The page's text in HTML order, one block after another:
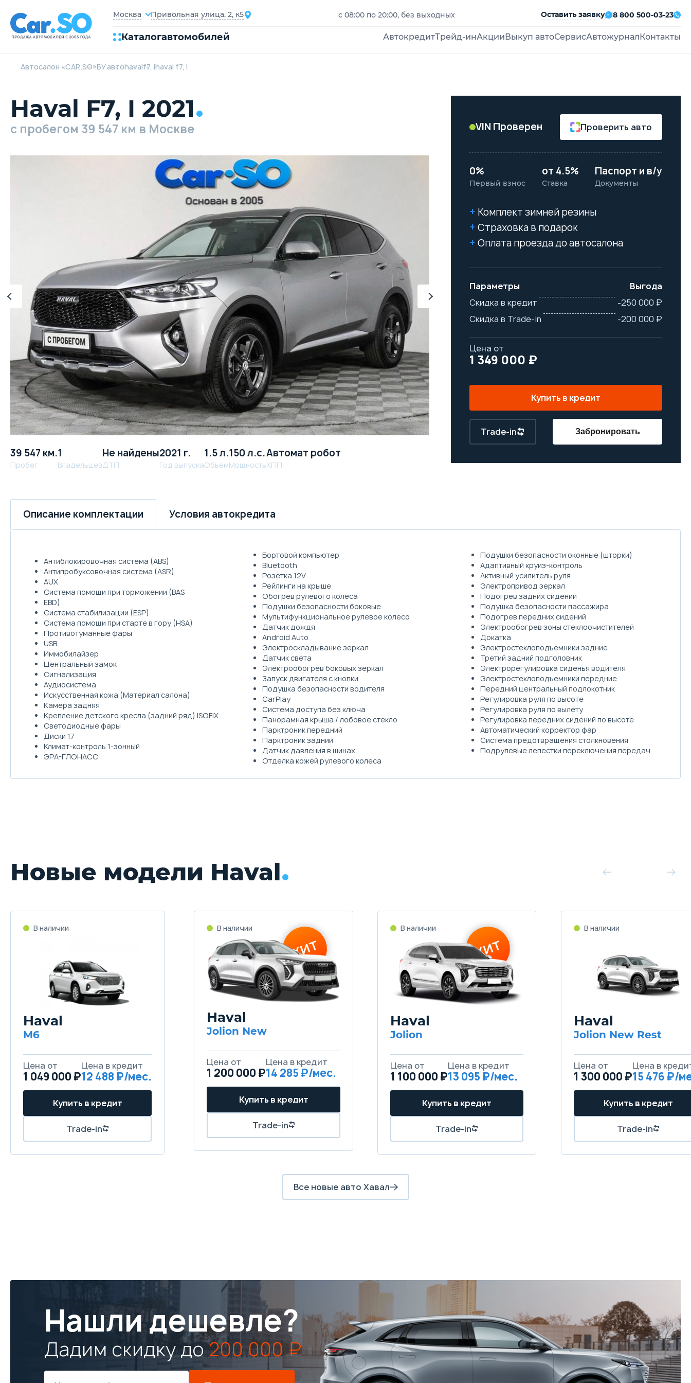
Москва Привольная улица, 2, к5 с 08:00 по 20:00, без выходных Оставить заявку 8 800 500-03-23
Каталогавтомобилей АвтокредитТрейд-инАкции Выкуп автоСервисАвтожурнал Контакты
Автосалон «CAR.SO»БУ автоhavalf7, ihaval f7, i
Haval F7, I 2021
c пробегом 39 547 км в Москве
39 547 км.
Пробег
1
Владельцев
Не найдены
ДТП
2021 г.
Год выпуска
1.5 л.
Объём
150 л.с.
Мощность
Автомат робот
КПП
VIN Проверен Проверить авто
0%
Первый взнос
от 4.5%
Ставка
Паспорт и в/у
Документы
Комплект зимней резины
Страховка в подарок
Оплата проезда до автосалона
Параметры
Выгода
Скидка в кредит
-250 000 ₽
Скидка в Trade-in
-200 000 ₽
Цена от
1 349 000 ₽
Купить в кредит
Trade-in Забронировать
Описание комплектации Условия автокредита
Антиблокировочная система (ABS)
Антипробуксовочная система (ASR)
AUX
Система помощи при торможении (BAS
EBD)
Система стабилизации (ESP)
Система помощи при старте в гору (HSA)
Противотуманные фары
USB
Иммобилайзер
Центральный замок
Сигнализация
Аудиосистема
Искусственная кожа (Материал салона)
Камера задняя
Крепление детского кресла (задний ряд) ISOFIX
Светодиодные фары
Диски 17
Климат-контроль 1-зонный
ЭРА-ГЛОНАСС
Бортовой компьютер
Bluetooth
Розетка 12V
Рейлинги на крыше
Обогрев рулевого колеса
Подушки безопасности боковые
Мультифункциональное рулевое колесо
Датчик дождя
Android Auto
Электроскладывание зеркал
Датчик света
Электрообогрев боковых зеркал
Запуск двигателя с кнопки
Подушка безопасности водителя
CarPlay
Система доступа без ключа
Панорамная крыша / лобовое стекло
Парктроник передний
Парктроник задний
Датчик давления в шинах
Отделка кожей рулевого колеса
Подушки безопасности оконные (шторки)
Адаптивный круиз-контроль
Активный усилитель руля
Электропривод зеркал
Подогрев задних сидений
Подушка безопасности пассажира
Подогрев передних сидений
Электрообогрев зоны стеклоочистителей
Докатка
Электростеклоподъемники задние
Третий задний подголовник
Электрорегулировка сиденья водителя
Электростеклоподъемники передние
Передний центральный подлокотник
Регулировка руля по высоте
Регулировка руля по вылету
Регулировка передних сидений по высоте
Автоматический корректор фар
Система предотвращения столкновения
Подрулевые лепестки переключения передач
Новые модели Haval
Haval
M6
1 049 000 ₽12 488
Haval
Jolion New
1 200 000 ₽14 285
Haval
Jolion
1 100 000 ₽13 095
Haval
Jolion New Rest
1 300 000 ₽15 476
Все новые авто Хавал
Нашли дешевле?
Дадим скидку до200 000 ₽